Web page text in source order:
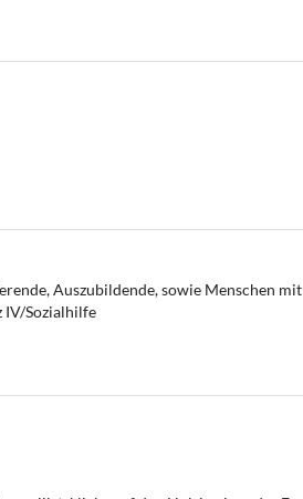
Auszubildende, sowie Menschen mit
IV/Sozialhilfe